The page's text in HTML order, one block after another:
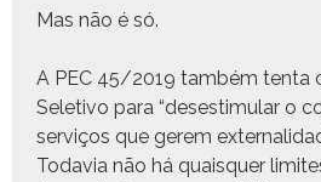
Mas não é só.
A PEC 45/2019 tam­bém ten­ta
Sele­ti­vo para “deses­tim­u­lar o
serviços que gerem
Todavia não há quais­quer